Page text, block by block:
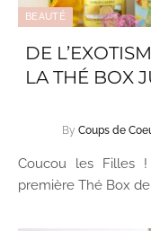
BEAUTÉ
DE
LA THÉ BOX
By Coups de
Coucou les Filles
première Thé Box de